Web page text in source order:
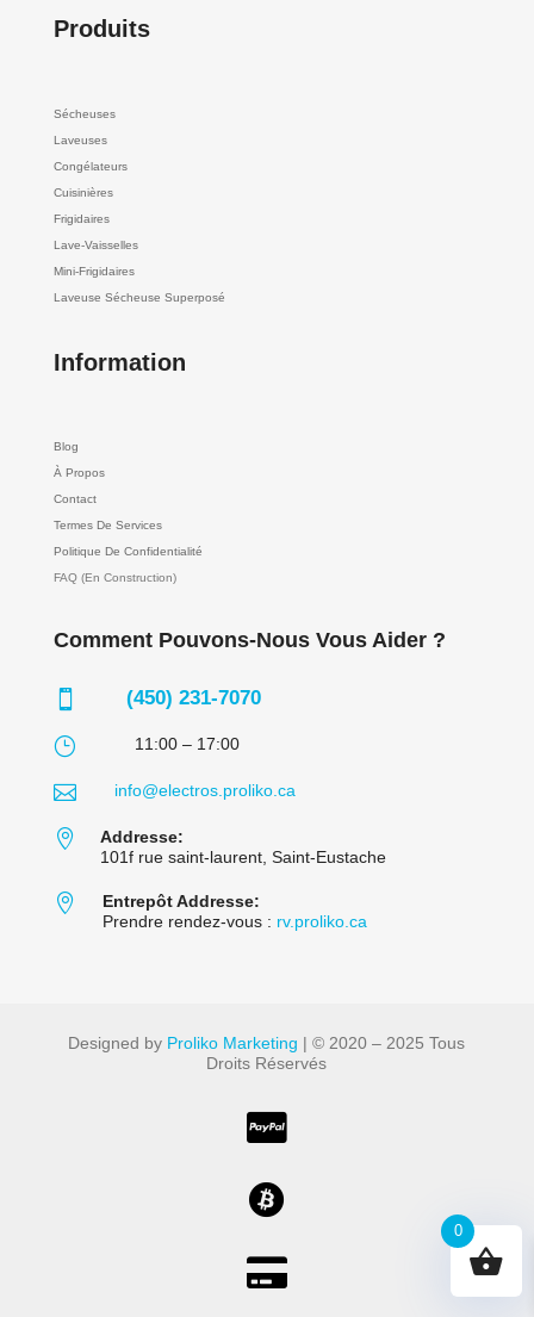
Produits
Sécheuses
Laveuses
Congélateurs
Cuisinières
Frigidaires
Lave-Vaisselles
Mini-Frigidaires
Laveuse Sécheuse Superposé
Information
Blog
À Propos
Contact
Termes De Services
Politique De Confidentialité
FAQ (En Construction)
Comment Pouvons-Nous Vous Aider ?
 (450) 231-7070
} 11:00 – 17:00
 info@electros.proliko.ca

Addresse:
101f rue saint-laurent, Saint-Eustache

Entrepôt Addresse:
Prendre rendez-vous : rv.proliko.ca
Designed by Proliko Marketing | © 2020 – 2025 Tous
Droits Réservés



0